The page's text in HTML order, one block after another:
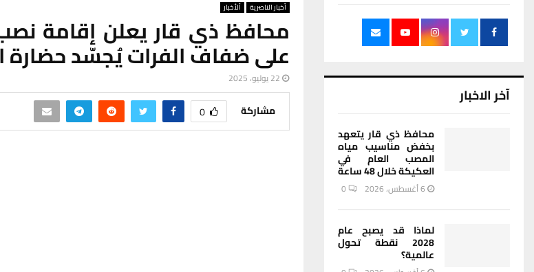
أخبار الناصرية ألأخبار
محافظ ذي قار يعلن إقامة
على ضفاف الفرات يُجسّد حضارة
22 يوليو، 2025
مشاركة 0
آخر الاخبار
محافظ ذي قار يتعهد
بخفض مناسيب مياه
المصب العام في
العكيكة خلال 48 ساعة
6 أغسطس، 2026 0
لماذا قد يصبح عام
2028 نقطة تحول
عالمية؟